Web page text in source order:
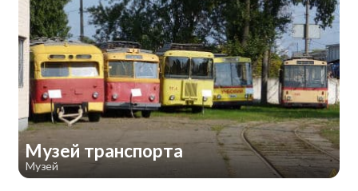
Музей транспорта
Музей